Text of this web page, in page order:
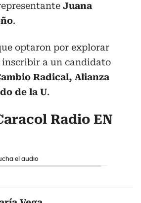
Juana
.
optaron por explorar
inscribir a un candidato
Radical, Alianza
de la U.
Radio EN
el audio